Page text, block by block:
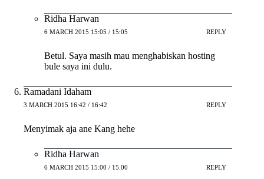
Ridha Harwan
6 MARCH 2015 15:05 / 15:05 REPLY
Betul. Saya masih mau menghabiskan hosting
bule saya ini dulu.
Ramadani Idaham
3 MARCH 2015 16:42 / 16:42 REPLY
Menyimak aja ane Kang hehe
Ridha Harwan
6 MARCH 2015 15:00 / 15:00 REPLY